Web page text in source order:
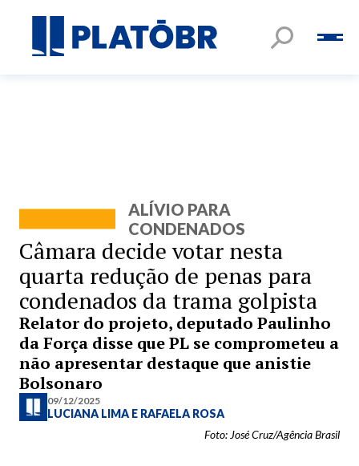
ALÍVIO PARA
CONDENADOS
Câmara decide votar nesta
quarta redução de penas para
condenados da trama golpista
Relator do projeto, deputado Paulinho
da Força disse que PL se comprometeu a
não apresentar destaque que anistie
Bolsonaro
09/12/2025
LUCIANA LIMA E RAFAELA ROSA
Foto: José Cruz/Agência Brasil